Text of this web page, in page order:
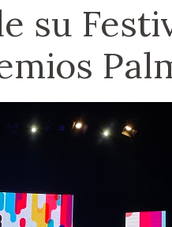
su